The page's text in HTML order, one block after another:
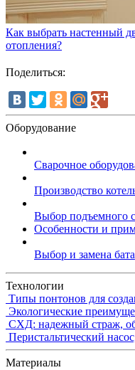
Как выбрать настенный
отопления?
Поделиться:
Оборудование
Сварочное
Производство
Выбор подъемного
Особенности и
Выбор и замена
Технологии
Типы понтонов для
Экологические
СХД: надежный страж,
Перистальтический
Материалы